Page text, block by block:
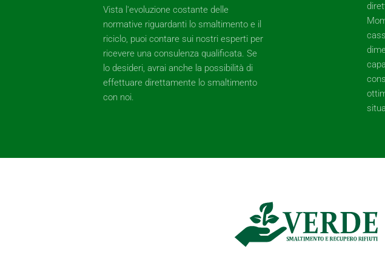
Vista l'evoluzione costante delle
normative riguardanti lo smaltimento e il
riciclo, puoi contare sui nostri esperti per
ricevere una consulenza qualificata. Se
lo desideri, avrai anche la possibilità di
effettuare direttamente lo smaltimento
con noi.